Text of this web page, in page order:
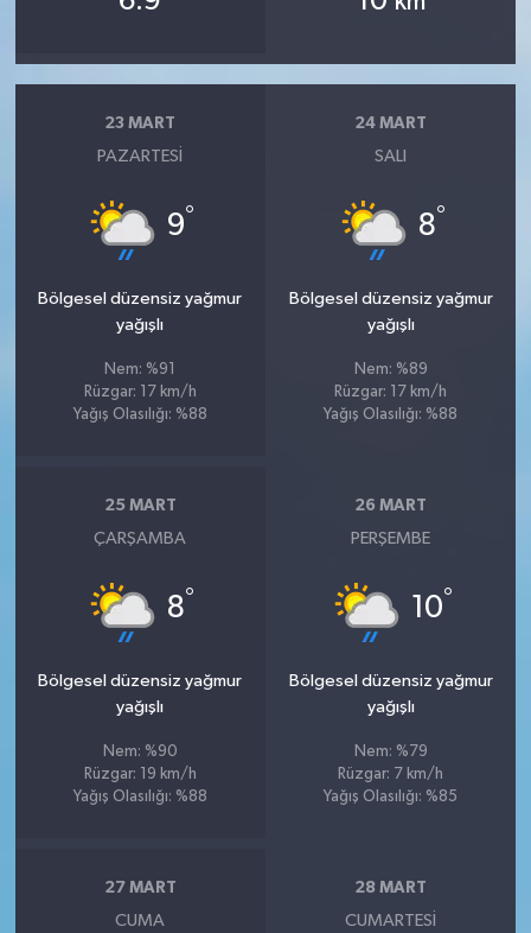
23 MART
PAZARTESI
9°
Bölgesel düzensiz yağmur
yağışlı
Nem: %91
Rüzgar: 17 km/h
Yağış Olasılığı: %88
24 MART
SALI
8°
Bölgesel düzensiz yağmur
yağışlı
Nem: %89
Rüzgar: 17 km/h
Yağış Olasılığı: %88
25 MART
ÇARŞAMBA
8°
Bölgesel düzensiz yağmur
yağışlı
Nem: %90
Rüzgar: 19 km/h
Yağış Olasılığı: %88
26 MART
PERŞEMBE
10°
Bölgesel düzensiz yağmur
yağışlı
Nem: %79
Rüzgar: 7 km/h
Yağış Olasılığı: %85
27 MART
CUMA
28 MART
CUMARTESI